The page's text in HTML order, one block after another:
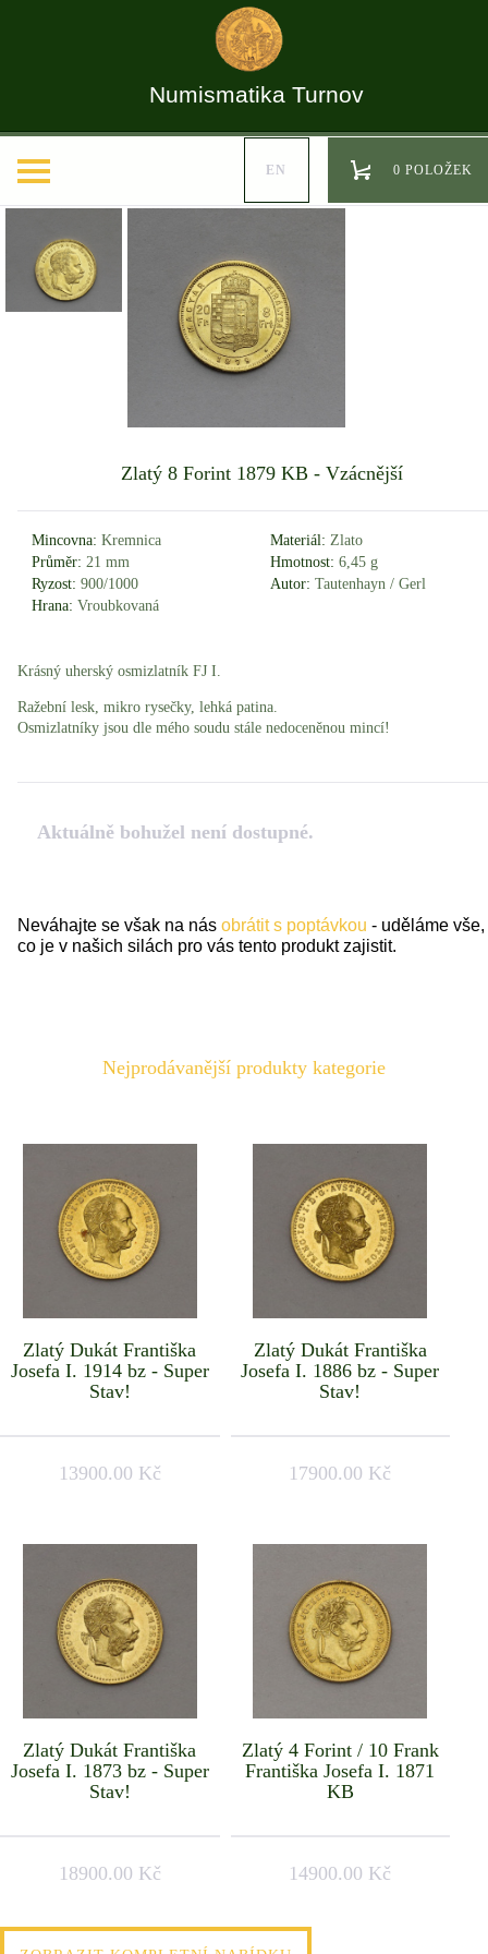
Numismatika Turnov
EN 0 POLOŽEK
Zlatý 8 Forint 1879 KB - Vzácnější
Mincovna: Kremnica Materiál: Zlato
Průměr: 21 mm Hmotnost: 6,45 g
Ryzost: 900/1000 Autor: Tautenhayn / Gerl
Hrana: Vroubkovaná
Krásný uherský osmizlatník FJ I.
Ražební lesk, mikro rysečky, lehká patina.
Osmizlatníky jsou dle mého soudu stále nedoceněnou mincí!
Aktuálně bohužel není dostupné.
Neváhajte se však na nás obrátit s poptávkou - uděláme vše,
co je v našich silách pro vás tento produkt zajistit.
Nejprodávanější produkty kategorie
Zlatý Dukát Františka
Josefa I. 1914 bz - Super
Stav!
13900.00 Kč
Zlatý Dukát Františka
Josefa I. 1886 bz - Super
Stav!
17900.00 Kč
Zlatý Dukát Františka
Josefa I. 1873 bz - Super
Stav!
18900.00 Kč
Zlatý 4 Forint / 10 Frank
Františka Josefa I. 1871
KB
14900.00 Kč